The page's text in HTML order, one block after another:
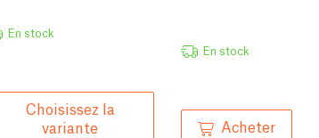
En stock
Choisissez la
variante
En stock
Acheter